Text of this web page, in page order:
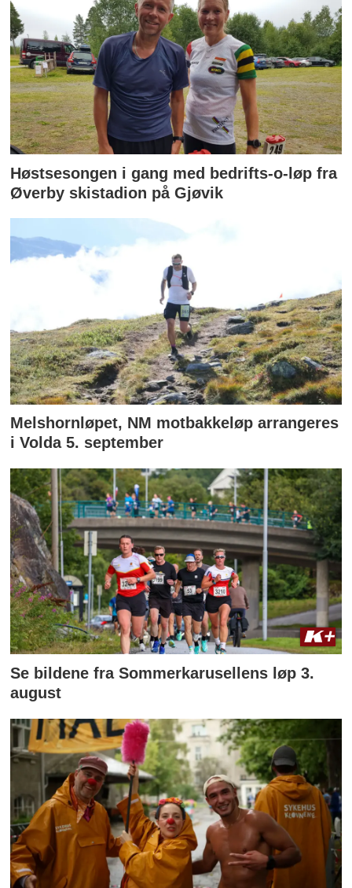
Høstsesongen i gang med bedrifts-o-løp fra
Øverby skistadion på Gjøvik
Melshornløpet, NM motbakkeløp arrangeres
i Volda 5. september
Se bildene fra Sommerkarusellens løp 3.
august